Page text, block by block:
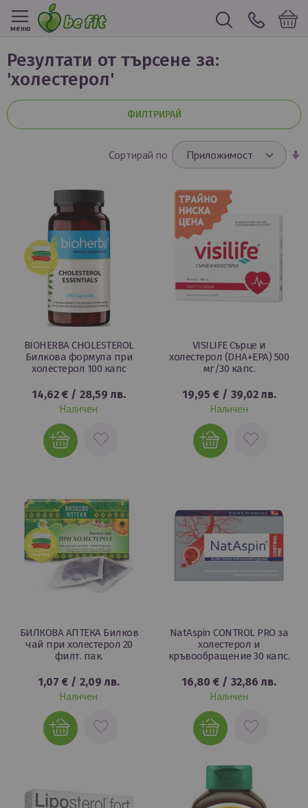
меню
резултати от търсене за:
'холестерол'
Сортирай по
BIOHERBA CHOLESTEROL
Билкова формула при
холестерол 100 капс
14,62 € / 28,59 лв.
Наличен
ДОБАВИ
VISILIFE Сърце и
холестерол (DHA+EPA) 500
мг/30 капс.
19,95 €/ 39,02 лв.
Наличен
ДОБАВИ
БИЛКОВА АПТЕКА Билков
чай при холестерол 20
филт. пак.
1,07 € / 2,09 лв.
Наличен
ДОБАВИ
NatAspin CONTROL PRO за
холестерол и
кръвообращение 30 капс.
16,80 € / 32,86 лв.
Наличен
ДОБАВИ
ЛЮБИМИ
ФИЛТРИРАЙ